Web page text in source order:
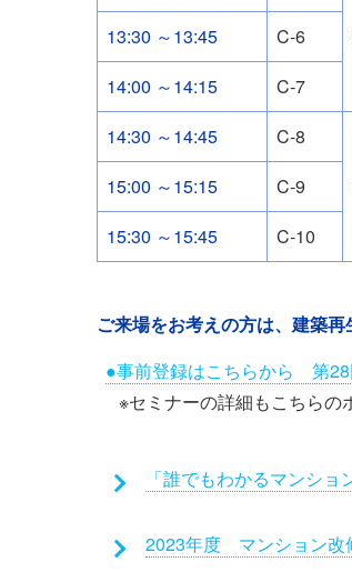
13:30 ～13:45
C-6
14:00 ～14:15
C-7
14:30 ～14:45
C-8
15:00 ～15:15
C-9
15:30 ～15:45
C-10
ご来場をお考えの方は、建築
●事前登録はこちらから 第
※セミナーの詳細もこちらの
「誰でもわかるマンシ
2023年度 マンション改